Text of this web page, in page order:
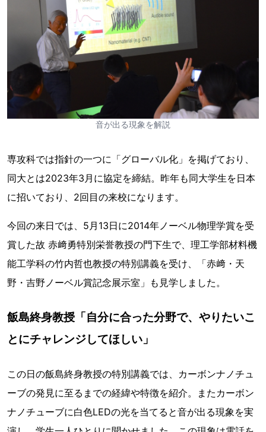
音が出る現象を解説
専攻科では指針の一つに「グローバル化」を掲げており、
同大とは2023年3月に協定を締結。昨年も同大学生を日本
に招いており、2回目の来校になります。
今回の来日では、5月13日に2014年ノーベル物理学賞を受
賞した故 赤﨑勇特別栄誉教授の門下生で、理工学部材料機
能工学科の竹内哲也教授の特別講義を受け、「赤﨑・天
野・吉野ノーベル賞記念展示室」も見学しました。
飯島終身教授「自分に合った分野で、やりたいこ
とにチャレンジしてほしい」
この日の飯島終身教授の特別講義では、カーボンナノチュ
ーブの発見に至るまでの経緯や特徴を紹介。またカーボン
ナノチューブに白色LEDの光を当てると音が出る現象を実